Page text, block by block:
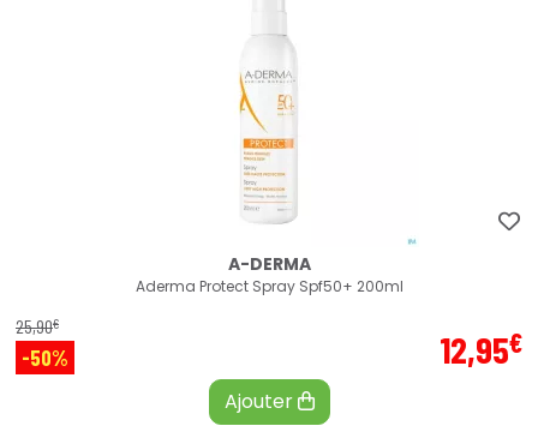
A-DERMA
Aderma Protect Spray Spf50+ 200ml
25,90€
-50% 12,95€
Ajouter